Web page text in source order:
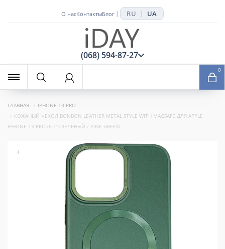
О насКонтактыБлог | RU | UA
(068) 594-87-27
0
ГЛАВНАЯ
IPHONE 13 PRO
КОЖАНЫЙ ЧЕХОЛ BONBON LEATHER METAL STYLE WITH MAGSAFE ДЛЯ APPLE
IPHONE 13 PRO (6.1") ЗЕЛЕНЫЙ / PINE GREEN
+